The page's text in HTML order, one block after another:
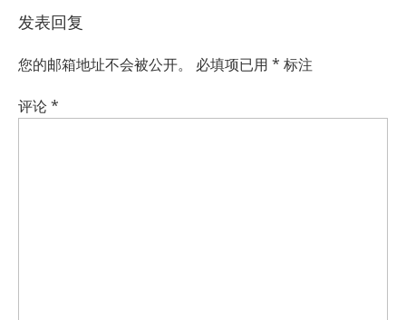
发表回复
您的邮箱地址不会被公开。 必填项已用 * 标注
评论*